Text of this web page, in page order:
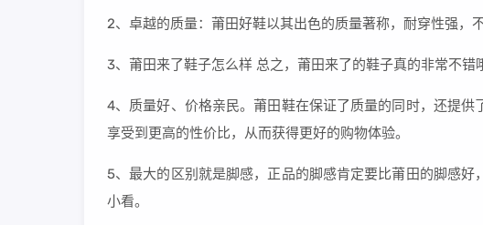
2、卓越的质量：莆田好鞋以其出色的质量著称，耐穿性强，
3、莆田来了鞋子怎么样 总之，莆田来了的鞋子真的非常不错
4、质量好、价格亲民。莆田鞋在保证了质量的同时，还提
享受到更高的性价比，从而获得更好的购物体验。
5、最大的区别就是脚感，正品的脚感肯定要比莆田的脚感
小看。